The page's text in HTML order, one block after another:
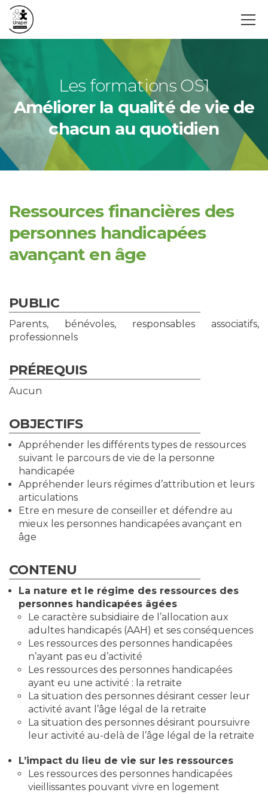
Les formations OS1
Améliorer la qualité de vie de
chacun au quotidien
Ressources financières des
personnes handicapées
avançant en âge
PUBLIC
Parents, bénévoles, responsables associatifs,
professionnels
PRÉREQUIS
Aucun
OBJECTIFS
Appréhender les différents types de ressources
suivant le parcours de vie de la personne
handicapée
Appréhender leurs régimes d’attribution et leurs
articulations
Etre en mesure de conseiller et défendre au
mieux les personnes handicapées avançant en
âge
CONTENU
La nature et le régime des ressources des
personnes handicapées âgées
Le caractère subsidiaire de l’allocation aux
adultes handicapés (AAH) et ses conséquences
Les ressources des personnes handicapées
n’ayant pas eu d’activité
Les ressources des personnes handicapées
ayant eu une activité : la retraite
La situation des personnes désirant cesser leur
activité avant l’âge légal de la retraite
La situation des personnes désirant poursuivre
leur activité au-delà de l’âge légal de la retraite
L’impact du lieu de vie sur les ressources
Les ressources des personnes handicapées
vieillissantes pouvant vivre en logement